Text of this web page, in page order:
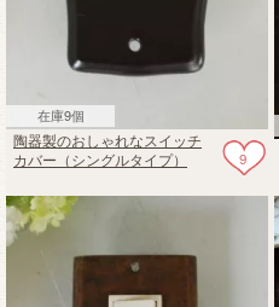
在庫9個
9
陶器製のおしゃれなスイッチ
カバー（シングルタイプ）